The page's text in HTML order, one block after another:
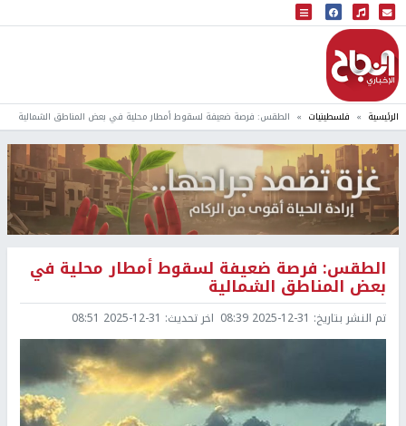
البث المباشر
إذاعة النجاح
الرئيسية فلسطينيات الطقس: فرصة ضعيفة لسقوط أمطار محلية في بعض المناطق الشمالية
الطقس: فرصة ضعيفة لسقوط أمطار محلية في
بعض المناطق الشمالية
تم النشر بتاريخ: 2025-12-31 08:39 اخر تحديث: 2025-12-31 08:51